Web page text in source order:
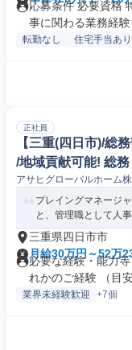
応募条件 必要資格
事に関わる業務経験
転勤なし 住宅手当あり
正社員
【三重(四日市)/総
/地域貢献可能! 総務
アサヒグローバルホーム
プレイングマネージ
と、管理職として人
三重県四日市市
月給30万円～52万
必要な経験・能力
れかのご経験 （目
業界未経験歓迎 +7個